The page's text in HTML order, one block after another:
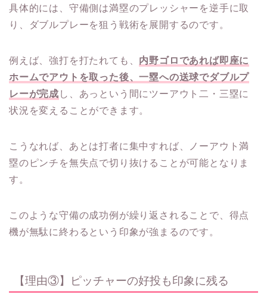
具体的には、守備側は満塁のプレッシャーを逆手に取
り、ダブルプレーを狙う戦術を展開するのです。
例えば、強打を打たれても、 内野ゴロであれば即座に
ホームでアウトを取った後、一塁への送球でダブルプ
レーが完成し、あっという間にツーアウト二・三塁に
状況を変えることができます。
こうなれば、あとは打者に集中すれば、ノーアウト満
塁のピンチを無失点で切り抜けることが可能となりま
す。
このような守備の成功例が繰り返されることで、得点
機が無駄に終わるという印象が強まるのです。
【理由③】ピッチャーの好投も印象に残る